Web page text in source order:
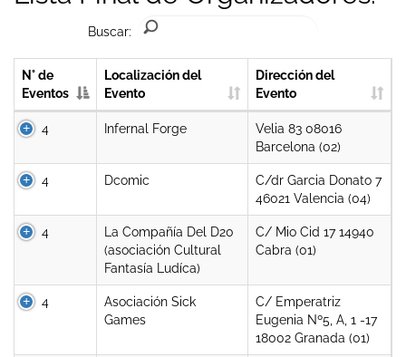
Buscar:
N° de
Eventos
Localización del
Evento
Dirección del
Evento
4 Infernal Forge
Velia 83 08016
Barcelona (02)
4 Dcomic
C/dr Garcia Donato 7
46021 Valencia (04)
4
La Compañía Del D20
(asociación Cultural
Fantasía Ludíca)
C/ Mio Cid 17 14940
Cabra (01)
4
Asociación Sick
Games
C/ Emperatriz
Eugenia Nº5, A, 1 -17
18002 Granada (01)